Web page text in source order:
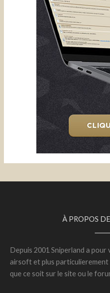
À PROPOS
Depuis 2001 Sniperland a
airsoft et plus
que ce soit sur le site ou le